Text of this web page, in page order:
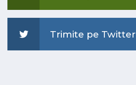
Trimite pe Twitter